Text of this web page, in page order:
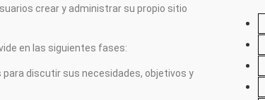
crear y administrar su propio sitio
en las siguientes fases:
discutir sus necesidades, objetivos y